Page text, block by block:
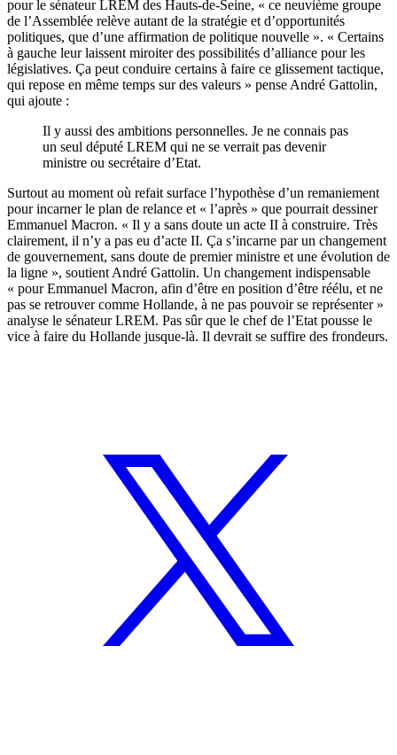
pour le sénateur LREM des Hauts-de-Seine, « ce neuvième groupe
de l’Assemblée relève autant de la stratégie et d’opportunités
politiques, que d’une affirmation de politique nouvelle ». « Certains
à gauche leur laissent miroiter des possibilités d’alliance pour les
législatives. Ça peut conduire certains à faire ce glissement tactique,
qui repose en même temps sur des valeurs » pense André Gattolin,
qui ajoute :
Il y aussi des ambitions personnelles. Je ne connais pas
un seul député LREM qui ne se verrait pas devenir
ministre ou secrétaire d’Etat.
Surtout au moment où refait surface l’hypothèse d’un remaniement
pour incarner le plan de relance et « l’après » que pourrait dessiner
Emmanuel Macron. « Il y a sans doute un acte II à construire. Très
clairement, il n’y a pas eu d’acte II. Ça s’incarne par un changement
de gouvernement, sans doute de premier ministre et une évolution de
la ligne », soutient André Gattolin. Un changement indispensable
« pour Emmanuel Macron, afin d’être en position d’être réélu, et ne
pas se retrouver comme Hollande, à ne pas pouvoir se représenter »
analyse le sénateur LREM. Pas sûr que le chef de l’Etat pousse le
vice à faire du Hollande jusque-là. Il devrait se suffire des frondeurs.